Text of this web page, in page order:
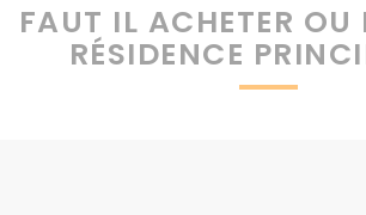
FAUT IL ACHETER OU
RÉSIDENCE